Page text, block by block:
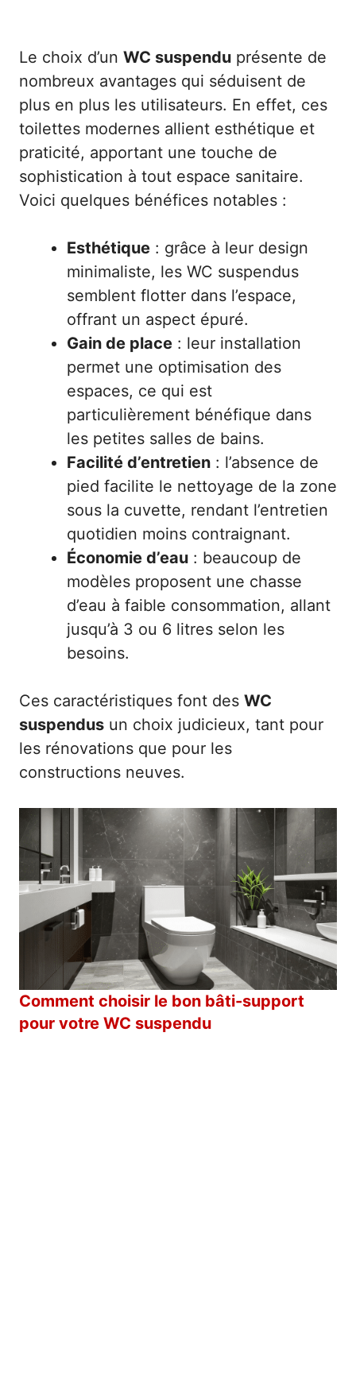
Le choix d’un WC suspendu présente de
nombreux avantages qui séduisent de
plus en plus les utilisateurs. En effet, ces
toilettes modernes allient esthétique et
praticité, apportant une touche de
sophistication à tout espace sanitaire.
Voici quelques bénéfices notables :
Esthétique : grâce à leur design
minimaliste, les WC suspendus
semblent flotter dans l’espace,
offrant un aspect épuré.
Gain de place : leur installation
permet une optimisation des
espaces, ce qui est
particulièrement bénéfique dans
les petites salles de bains.
Facilité d’entretien : l’absence de
pied facilite le nettoyage de la zone
sous la cuvette, rendant l’entretien
quotidien moins contraignant.
Économie d’eau : beaucoup de
modèles proposent une chasse
d’eau à faible consommation, allant
jusqu’à 3 ou 6 litres selon les
besoins.
Ces caractéristiques font des WC
suspendus un choix judicieux, tant pour
les rénovations que pour les
constructions neuves.
Comment choisir le bon bâti-support
pour votre WC suspendu